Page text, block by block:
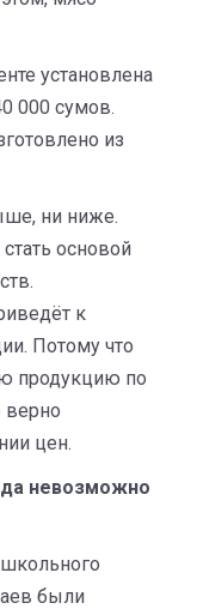
установлена
000 сумов.
из
ни ниже.
основой
к
Потому что
продукцию по
верно
цен.
невозможно
были